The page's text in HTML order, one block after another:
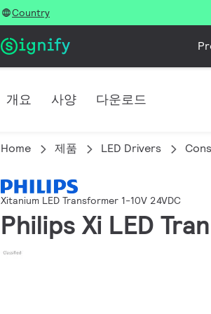
Country
개요 사양 다운로드
Home 제품 LED Drivers
Xitanium LED Transformer 1-10V 24VDC
Philips Xi LED